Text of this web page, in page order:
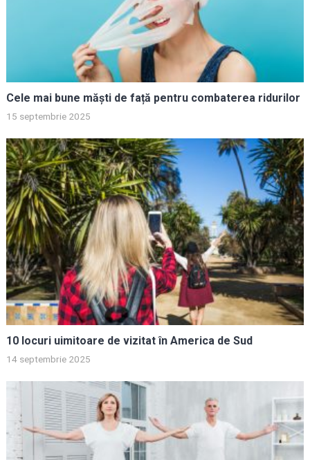
Cele mai bune măști de față pentru combaterea ridurilor
15 septembrie 2025
10 locuri uimitoare de vizitat în America de Sud
14 septembrie 2025